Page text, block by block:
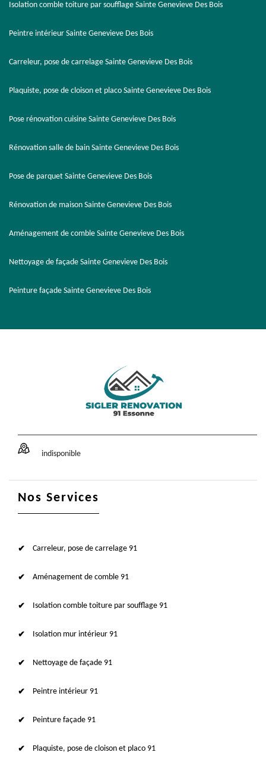
Isolation comble toiture par soufflage Sainte Genevieve Des Bois
Peintre intérieur Sainte Genevieve Des Bois
Carreleur, pose de carrelage Sainte Genevieve Des Bois
Plaquiste, pose de cloison et placo Sainte Genevieve Des Bois
Pose rénovation cuisine Sainte Genevieve Des Bois
Rénovation salle de bain Sainte Genevieve Des Bois
Pose de parquet Sainte Genevieve Des Bois
Rénovation de maison Sainte Genevieve Des Bois
Aménagement de comble Sainte Genevieve Des Bois
Nettoyage de façade Sainte Genevieve Des Bois
Peinture façade Sainte Genevieve Des Bois
indisponible
Nos Services
Carreleur, pose de carrelage 91
Aménagement de comble 91
Isolation comble toiture par soufflage 91
Isolation mur intérieur 91
Nettoyage de façade 91
Peintre intérieur 91
Peinture façade 91
Plaquiste, pose de cloison et placo 91